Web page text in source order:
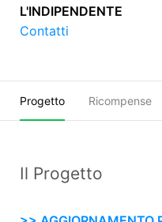
L'INDIPENDENTE
Contatti
Progetto Ricompense
Il Progetto